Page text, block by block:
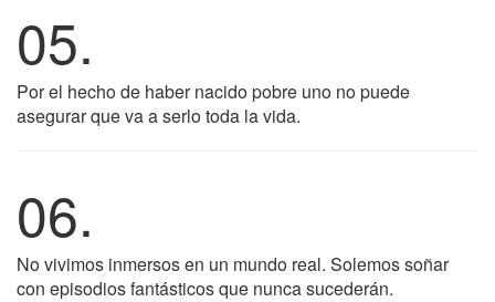
05.
Por el hecho de haber nacido pobre uno no puede
asegurar que va a serlo toda la vida.
06.
No vivimos inmersos en un mundo real. Solemos soñar
con episodios fantásticos que nunca sucederán.